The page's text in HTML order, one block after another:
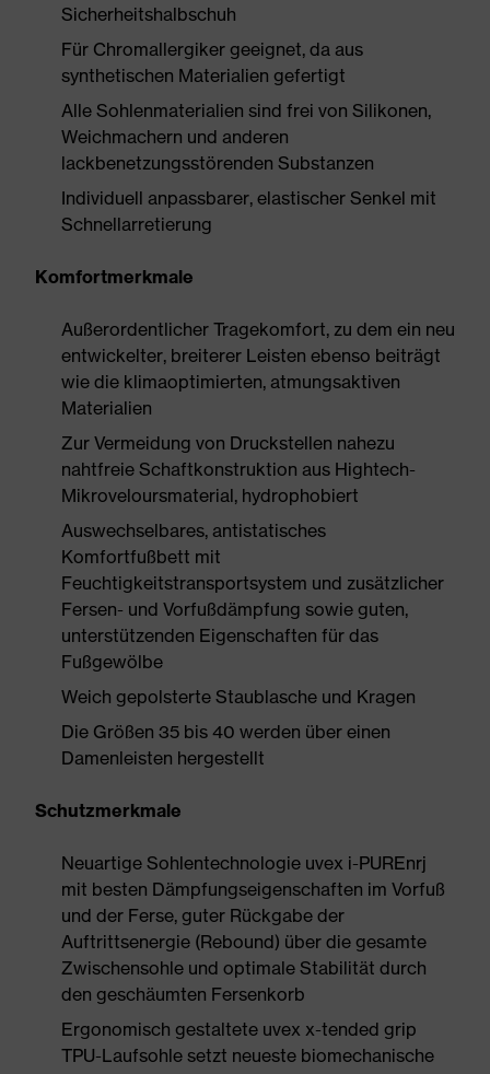
Sicherheitshalbschuh
Für Chromallergiker geeignet, da aus
synthetischen Materialien gefertigt
Alle Sohlenmaterialien sind frei von Silikonen,
Weichmachern und anderen
lackbenetzungsstörenden Substanzen
Individuell anpassbarer, elastischer Senkel mit
Schnellarretierung
Komfortmerkmale
Außerordentlicher Tragekomfort, zu dem ein neu
entwickelter, breiterer Leisten ebenso beiträgt
wie die klimaoptimierten, atmungsaktiven
Materialien
Zur Vermeidung von Druckstellen nahezu
nahtfreie Schaftkonstruktion aus Hightech-
Mikroveloursmaterial, hydrophobiert
Auswechselbares, antistatisches
Komfortfußbett mit
Feuchtigkeitstransportsystem und zusätzlicher
Fersen- und Vorfußdämpfung sowie guten,
unterstützenden Eigenschaften für das
Fußgewölbe
Weich gepolsterte Staublasche und Kragen
Die Größen 35 bis 40 werden über einen
Damenleisten hergestellt
Schutzmerkmale
Neuartige Sohlentechnologie uvex i-PUREnrj
mit besten Dämpfungseigenschaften im Vorfuß
und der Ferse, guter Rückgabe der
Auftrittsenergie (Rebound) über die gesamte
Zwischensohle und optimale Stabilität durch
den geschäumten Fersenkorb
Ergonomisch gestaltete uvex x-tended grip
TPU-Laufsohle setzt neueste biomechanische